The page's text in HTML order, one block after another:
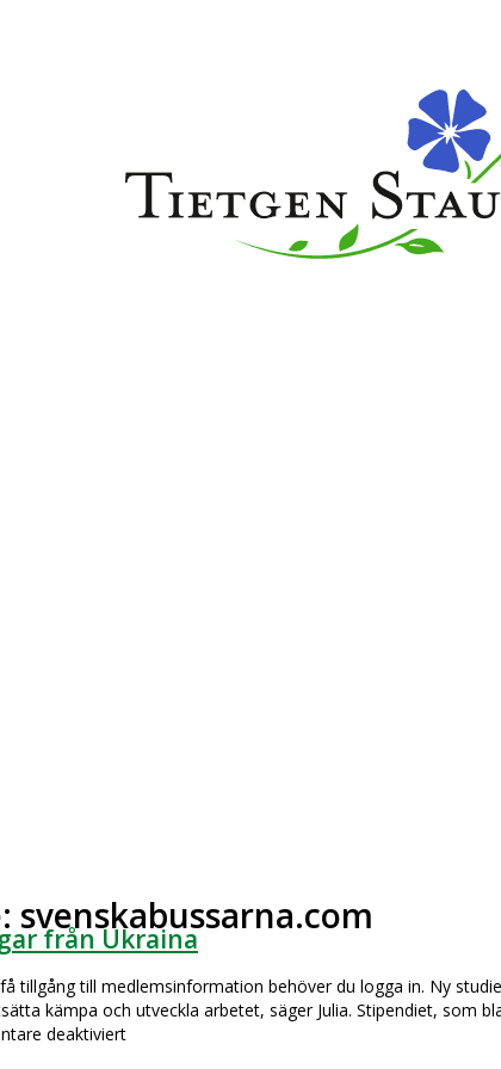
från Ukraina
tillgång till medlemsinformation behöver du logga in. Ny
kämpa och utveckla arbetet, säger Julia. Stipendiet, som
deaktiviertfür